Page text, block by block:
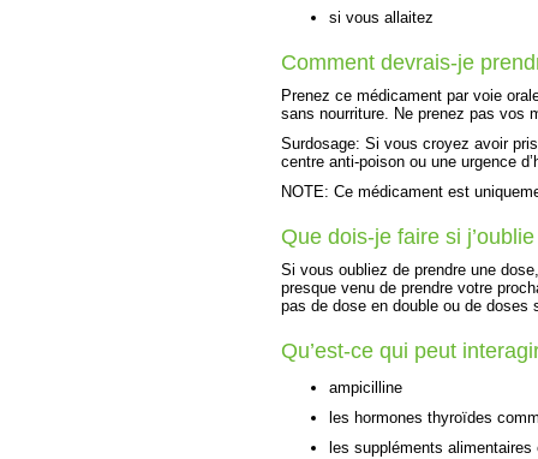
si vous allaitez
Comment devrais-je
Prenez ce médicament par voie
sans nourriture. Ne prenez pas vos
Surdosage: Si vous croyez avoir
centre anti-poison ou une urgence
NOTE: Ce médicament est
Que dois-je faire si
Si vous oubliez de prendre une
presque venu de prendre votre
pas de dose en double ou de doses
Qu’est-ce qui peut
ampicilline
les hormones thyroïdes
les suppléments